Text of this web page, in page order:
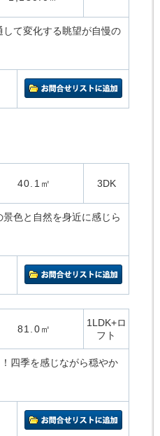
て変化する眺望が自慢の
40.1㎡ 3DK
色と自然を身近に感じら
81.0㎡
1LDK+ロ
フト
四季を感じながら穏やか